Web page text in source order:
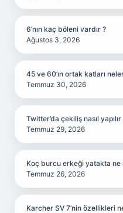
6’nın kaç böleni vardır ?
Ağustos 3, 2026
45 ve 60’ın ortak katları
Temmuz 30, 2026
Twitter’da çekiliş nasıl yapılır
Temmuz 29, 2026
Koç burcu erkeği yatakta ne
Temmuz 26, 2026
Karcher SV 7’nin özellikleri